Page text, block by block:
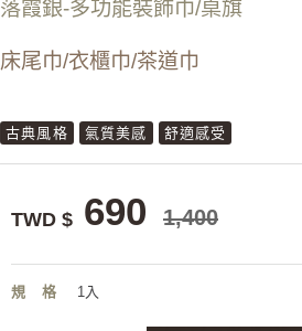
落霞銀-多功能裝飾巾/桌旗
床尾巾/衣櫃巾/茶道巾
古典風格 氣質美感 舒適感受
TWD $ 690 1,400
規格 1入